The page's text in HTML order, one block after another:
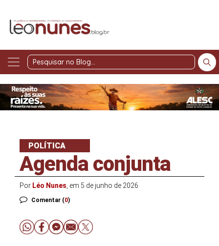
Pesquisar
Blog
POLÍTICA
Agenda conjunta
Por Léo Nunes , em 5 de junho de 2026
Comentar (0)